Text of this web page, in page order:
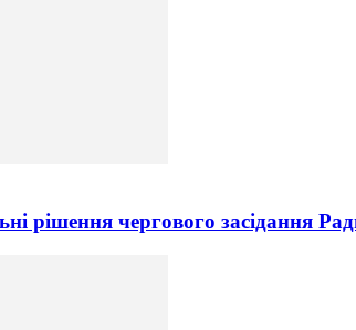
рішення чергового засідання